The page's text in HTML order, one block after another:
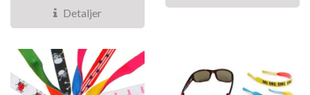
Detaljer